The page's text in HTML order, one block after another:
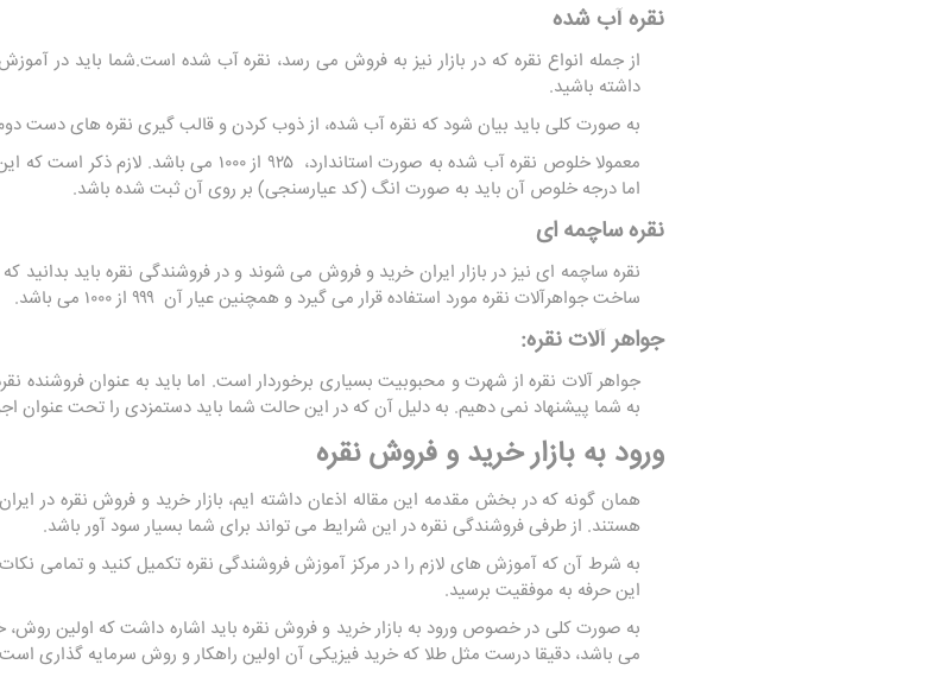
نقره آب شده
از جمله انواع نقره که در بازار نیز به فروش می رسد، نقره آب شده است.شما باید در
داشته باشید.
به صورت کلی باید بیان شود که نقره آب شده، از ذوب کردن و قالب ‌گیری نقره ‌های دست
معمولا خلوص نقره آب شده به صورت استاندارد،
اما درجه خلوص آن باید به صورت انگ (کد عیارسنجی) بر روی آن ثبت شده باشد.
نقره ساچمه‌ ای
نقره ساچمه ای نیز در بازار ایران خرید و فروش می شوند و در فروشندگی نقره باید بدانید
ساخت جواهرآلات نقره مورد استفاده قرار می گیرد و همچنین عیار آن ۹۹۹ از ۱۰۰۰ می باشد.
جواهر آلات نقره:
جواهر آلات نقره از شهرت و محبوبیت بسیاری برخوردار است. اما باید به عنوان فروشنده
به شما پیشنهاد نمی دهیم. به دلیل آن که در این حالت شما باید دستمزدی را تحت عنوان
ورود به بازار خرید و فروش نقره
همان گونه که در بخش مقدمه این مقاله اذعان داشته ایم، بازار خرید و فروش نقره در
هستند. از طرفی فروشندگی نقره در این شرایط می تواند برای شما بسیار سود آور باشد.
به شرط آن که آموزش های لازم را در مرکز آموزش فروشندگی نقره تکمیل کنید و تمامی نکات
این حرفه به موفقیت برسید.
به صورت کلی در خصوص ورود به بازار خرید و فروش نقره باید اشاره داشت که اولین روش،
می باشد، دقیقا درست مثل طلا که خرید فیزیکی آن اولین راهکار و روش سرمایه گذاری